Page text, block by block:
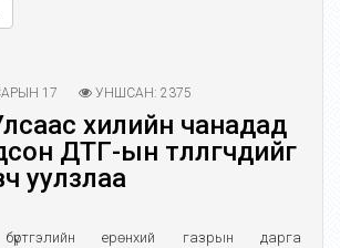
17 УНШСАН: 2375
хилийн чанадад
ДТГ-ын төлөөлөгчдийг
уулзлаа
ерөнхий газрын дарга